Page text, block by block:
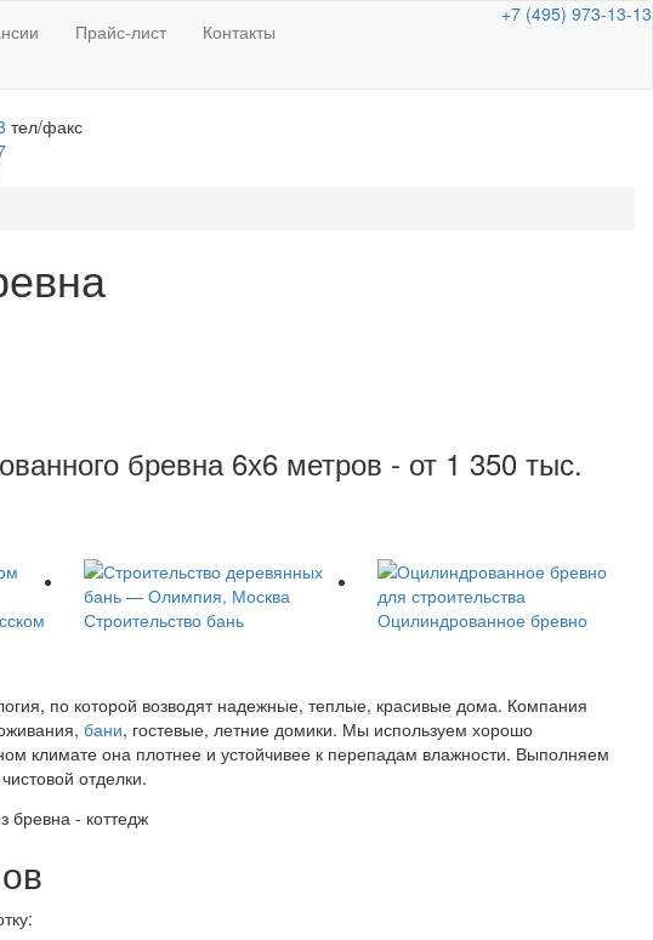
Прайс-лист Контакты
+7 (495) 973-13-13
тел/факс
бревна 6х6 метров - от 1 350 тыс.
Строительство бань Оцилиндрованное бревно
по которой возводят надежные, теплые, красивые дома. Компания
бани, гостевые, летние домики. Мы используем хорошо
климате она плотнее и устойчивее к перепадам влажности. Выполняем
отделки.